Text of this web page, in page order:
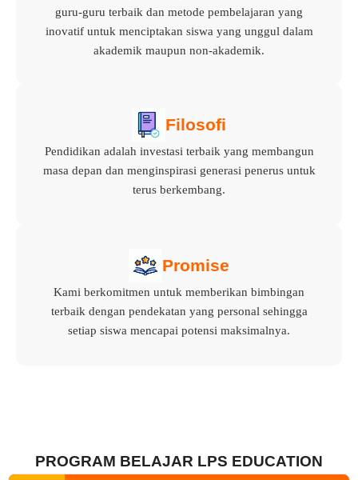
guru-guru terbaik dan metode pembelajaran yang
inovatif untuk menciptakan siswa yang unggul dalam
akademik maupun non-akademik.
Filosofi
Pendidikan adalah investasi terbaik yang membangun
masa depan dan menginspirasi generasi penerus untuk
terus berkembang.
Promise
Kami berkomitmen untuk memberikan bimbingan
terbaik dengan pendekatan yang personal sehingga
setiap siswa mencapai potensi maksimalnya.
PROGRAM BELAJAR LPS EDUCATION